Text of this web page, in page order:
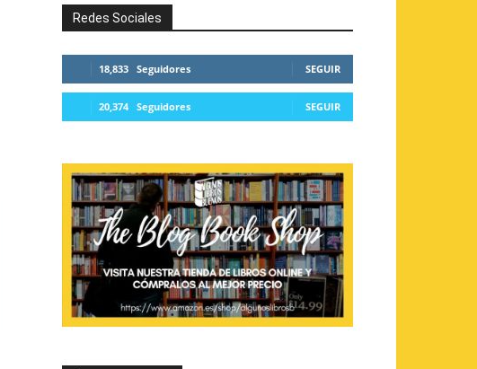
Redes Sociales
18,833 Seguidores SEGUIR
20,374 Seguidores SEGUIR